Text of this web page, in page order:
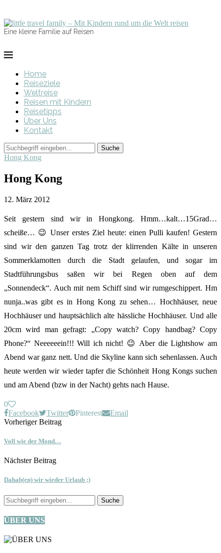
Eine kleine Familie auf Reisen
Home
Reiseziele
Weltreise
Reisen mit Kindern
Reisetipps
Über Uns
Kontakt
Hong Kong
Hong Kong
12. März 2012
Seit gestern sind wir in Hongkong. Hmm…kalt…15Grad…
scheiße… 😉 Unser erstes Ziel heute: einen Pulli kaufen! Gestern
sind wir den ganzen Tag trotz der klirrenden Kälte in unseren
Sommerklamotten durch die Stadt gelaufen, und sogar im
Stadtführungsbus saßen wir bei Regen oben auf dem
„Sonnendeck“. Auch mit nem Schiff sind wir rumgeschippert. Hm
nunja..was gibt es in Hong Kong zu sehen… Hochhäuser, neue
Hochhäuser und hauptsächlich alte hässliche Hochhäuser. Und alle
20cm wird man gefragt: „Copy watch? Copy handbag? Copy
Phone?“ Neeeeeein!!! Will ich nicht! 😉 Aber die Lightshow am
Abend war ganz nett. Und die Skyline kann sich sehenlassen. Auch
heute werden wir wieder tapfer die Schönheit Hong Kongs suchen
und am Abend (bzw in der Nacht) gehts nach Hause.
0
Facebook
Twitter Pinterest
Email
Vorheriger Beitrag
Voll wie der Mond…
Nächster Beitrag
Dahab(en) wir wieder Urlaub ;)
ÜBER UNS